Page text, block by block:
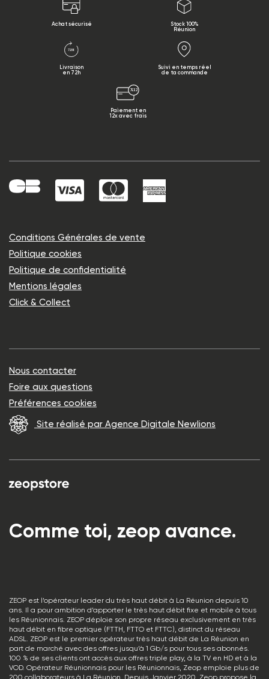
Achat sécurisé
Stock 100%
Réunion
Livraison
en 72h
Suivi en temps réel
de ta commande
Paiement en
12x avec frais
Comme toi, zeop avance.
ZEOP est l’opérateur leader du très haut débit à La Réunion depuis 10
ans. Il a pour ambition d’apporter le très haut débit fixe et mobile à tous
les Réunionnais. ZEOP déploie son propre réseau exclusivement en très
haut débit en fibre optique (FTTH, FTTO et FTTC), distinct du réseau
ADSL. ZEOP est le premier opérateur très haut débit de La Réunion en
part de marché avec des offres jusqu’à 1 Gb/s pour tous ses abonnés.
100 % de ses clients ont accès aux offres triple play, à la TV en HD et à la
VOD. Opérateur Réunionnais pour les Réunionnais, Zeop emploie plus de
Conditions Générales de vente
Politique cookies
Politique de confidentialité
Mentions légales
Click & Collect
Nous contacter
Foire aux questions
Préférences cookies
Site réalisé par Agence Digitale Newlions